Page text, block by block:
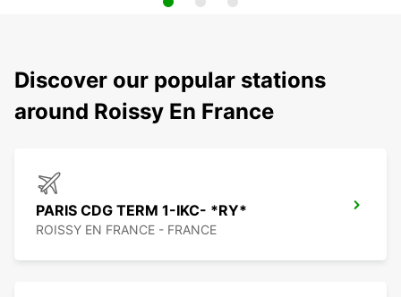
Discover our popular stations
around Roissy En France
PARIS CDG TERM 1-IKC- *RY*
ROISSY EN FRANCE - FRANCE